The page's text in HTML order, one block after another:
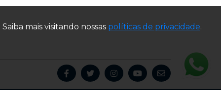
mais visitando nossas políticas de privacidade.